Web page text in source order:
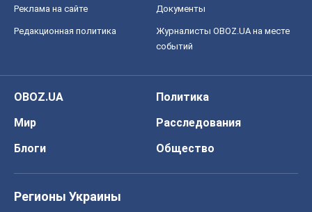
Реклама на сайте Документы
Редакционная политика
Журналисты OBOZ.UA на месте
событий
OBOZ.UA
Политика
Мир
Расследования
Блоги
Общество
Регионы Украины